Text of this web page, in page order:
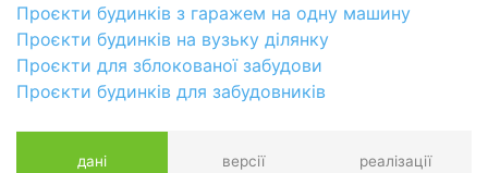
Проєкти будинків з гаражем на одну машину
Проєкти будинків на вузьку ділянку
Проєкти для зблокованої забудови
Проєкти будинків для забудовників
дані версії реалізації